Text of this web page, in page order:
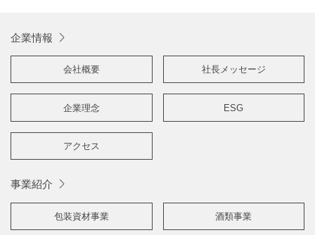
企業情報
会社概要 社長メッセージ
企業理念 ESG
アクセス
事業紹介
包装資材事業 酒類事業